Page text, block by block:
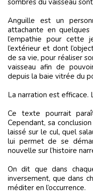
sombres du vaisseau
Anguille est un
attachante en quelques
l’empathie pour cette
l’extérieur et dont
de sa vie, pour réaliser
vaisseau afin de
depuis la baie vitrée du
La narration est efficace.
Ce texte pourrait
Cependant, sa
laissé sur le cul, quel
lui permet de se
nouvelle sur l’histoire
On dit que dans
inversement, que dans
méditer en l’occurrence.